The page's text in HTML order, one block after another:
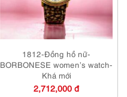
1812-Đồng hồ nữ-
BORBONESE women’s watch-
Khá mới
2,712,000 đ